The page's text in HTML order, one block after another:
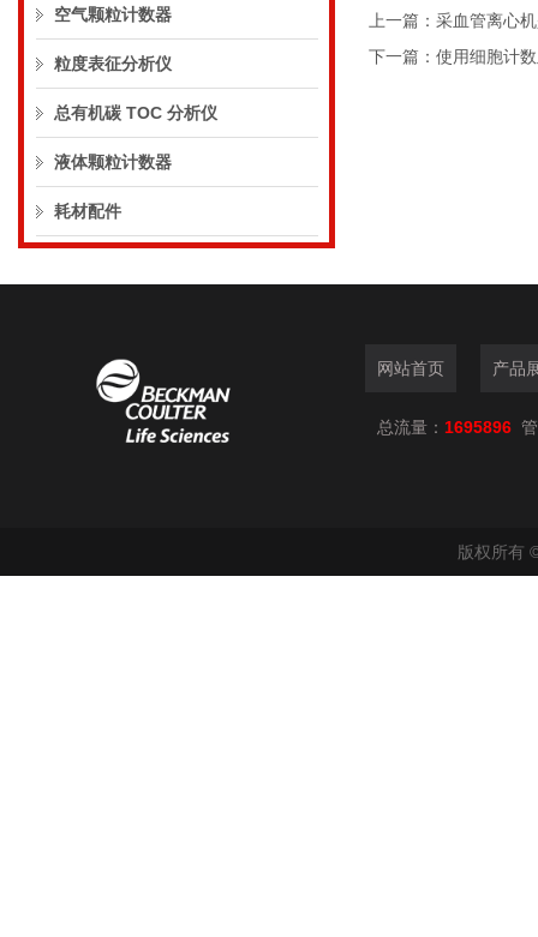
空气颗粒计数器
粒度表征分析仪
总有机碳 TOC 分析仪
液体颗粒计数器
耗材配件
上一篇： 采血管离心
下一篇： 使用细胞计
网站首页 产品
总流量： 1695896
版权所有